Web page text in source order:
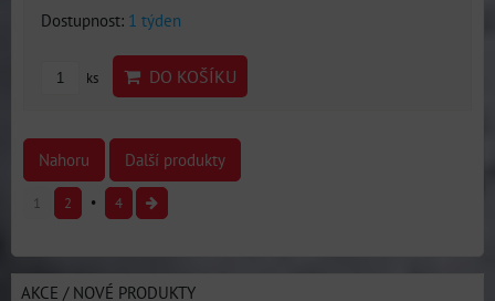
Dostupnost: 1 týden
ks DO KOŠÍKU
Nahoru Další produkty
1 2 4
AKCE / NOVÉ PRODUKTY